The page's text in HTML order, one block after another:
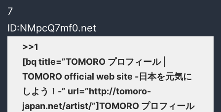
7
ID:NMpcQ7mf0.net
>>1
[bq title=”TOMORO プロフィール |
TOMORO official web site -日本を元気に
しよう！-” url=”http://tomoro-
japan.net/artist/”]TOMORO プロフィール